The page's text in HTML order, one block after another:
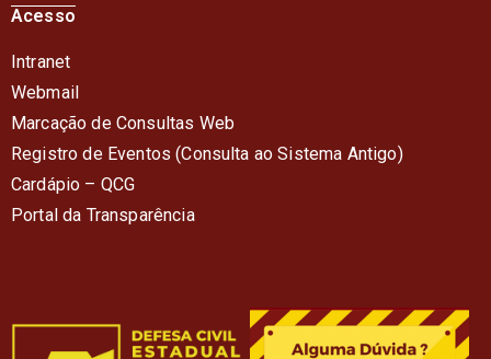
Acesso
Intranet
Webmail
Marcação de Consultas Web
Registro de Eventos (Consulta ao Sistema Antigo)
Cardápio – QCG
Portal da Transparência